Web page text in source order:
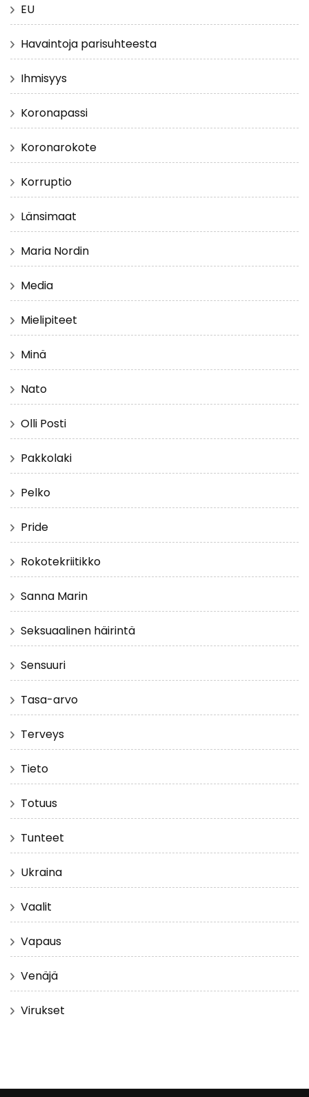
EU
Havaintoja parisuhteesta
Ihmisyys
Koronapassi
Koronarokote
Korruptio
Länsimaat
Maria Nordin
Media
Mielipiteet
Minä
Nato
Olli Posti
Pakkolaki
Pelko
Pride
Rokotekriitikko
Sanna Marin
Seksuaalinen häirintä
Sensuuri
Tasa-arvo
Terveys
Tieto
Totuus
Tunteet
Ukraina
Vaalit
Vapaus
Venäjä
Virukset